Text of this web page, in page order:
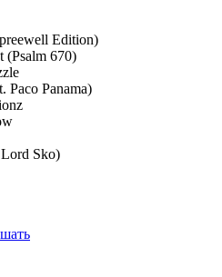
Edition)
(Psalm 670)
Paco Panama)
Sko)